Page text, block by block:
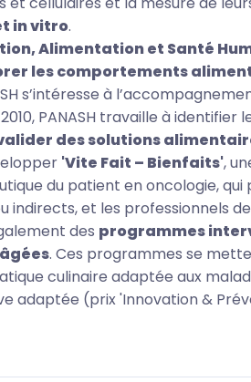
in vitro.
Alimentation et Santé
les comportements
s’intéresse à
PANASH travaille à
des solutions
'Vite Fait – Bienfaits',
du patient en oncologie,
indirects, et les professionnels
des programmes
. Ces programmes se
culinaire adaptée aux
adaptée (prix 'Innovation &